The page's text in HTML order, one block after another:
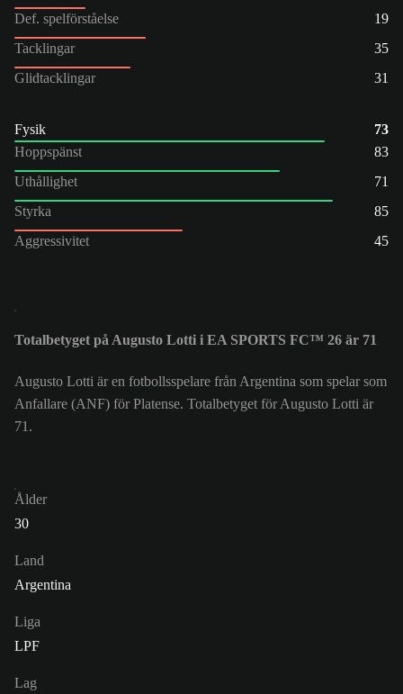
Def. spelförståelse
19
Tacklingar
35
Glidtacklingar
31
Fysik
73
Hoppspänst
83
Uthållighet
71
Styrka
85
Aggressivitet
45
Totalbetyget på Augusto Lotti i EA SPORTS FC™ 26 är 71
Augusto Lotti är en fotbollsspelare från Argentina som spelar som
Anfallare (ANF) för Platense. Totalbetyget för Augusto Lotti är
71.
Ålder
30
Land
Argentina
Liga
LPF
Lag